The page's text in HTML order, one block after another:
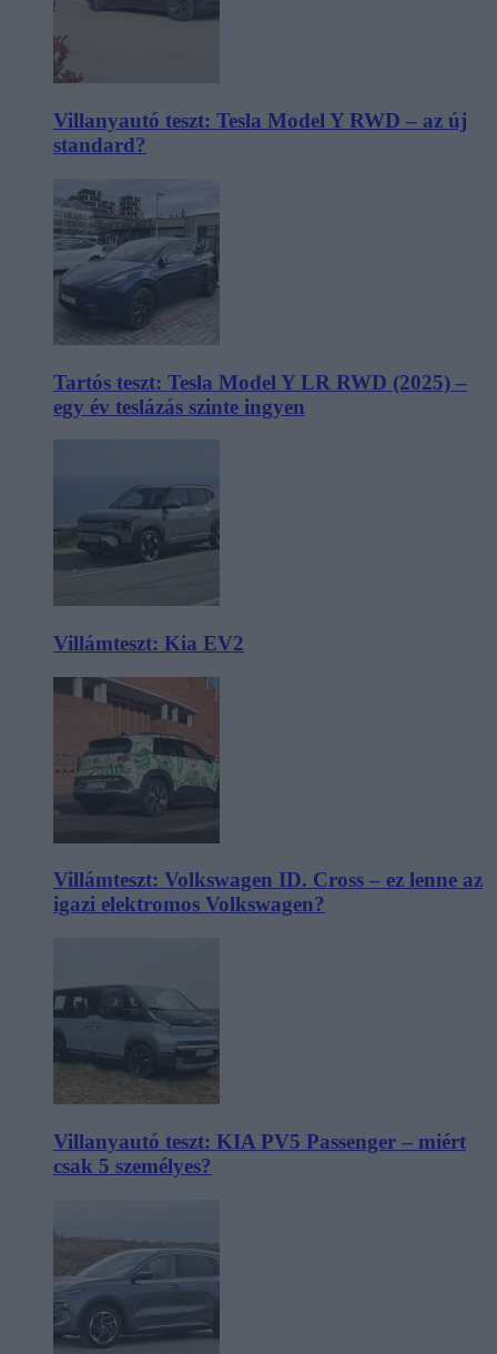
Villanyautó teszt: Tesla Model Y RWD – az új
standard?
Tartós teszt: Tesla Model Y LR RWD (2025) –
egy év teslázás szinte ingyen
Villámteszt: Kia EV2
Villámteszt: Volkswagen ID. Cross – ez lenne az
igazi elektromos Volkswagen?
Villanyautó teszt: KIA PV5 Passenger – miért
csak 5 személyes?